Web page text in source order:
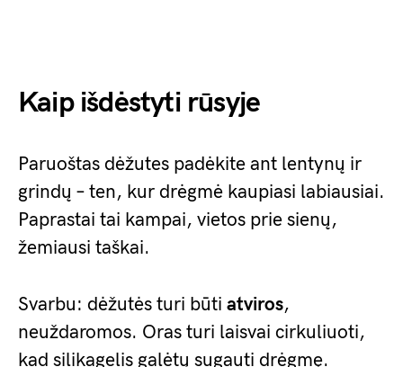
Kaip išdėstyti rūsyje
Paruoštas dėžutes padėkite ant lentynų ir
grindų – ten, kur drėgmė kaupiasi labiausiai.
Paprastai tai kampai, vietos prie sienų,
žemiausi taškai.
Svarbu: dėžutės turi būti atviros,
neuždaromos. Oras turi laisvai cirkuliuoti,
kad silikagelis galėtų sugauti drėgmę.